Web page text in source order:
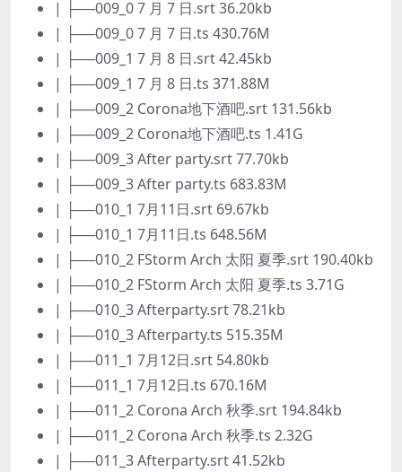
| ├──009_0 7 月 7 日.srt 36.20kb
| ├──009_0 7 月 7 日.ts 430.76M
| ├──009_1 7 月 8 日.srt 42.45kb
| ├──009_1 7 月 8 日.ts 371.88M
| ├──009_2 Corona地下酒吧.srt 131.56kb
| ├──009_2 Corona地下酒吧.ts 1.41G
| ├──009_3 After party.srt 77.70kb
| ├──009_3 After party.ts 683.83M
| ├──010_1 7月11日.srt 69.67kb
| ├──010_1 7月11日.ts 648.56M
| ├──010_2 FStorm Arch 太阳 夏季.srt 190.40kb
| ├──010_2 FStorm Arch 太阳 夏季.ts 3.71G
| ├──010_3 Afterparty.srt 78.21kb
| ├──010_3 Afterparty.ts 515.35M
| ├──011_1 7月12日.srt 54.80kb
| ├──011_1 7月12日.ts 670.16M
| ├──011_2 Corona Arch 秋季.srt 194.84kb
| ├──011_2 Corona Arch 秋季.ts 2.32G
| ├──011_3 Afterparty.srt 41.52kb